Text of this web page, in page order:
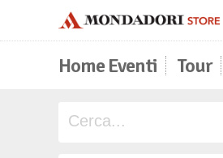
Home Eventi Tour